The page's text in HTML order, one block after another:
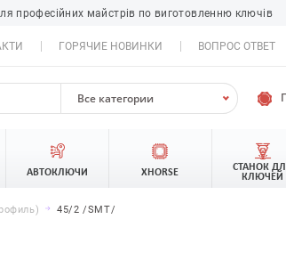
професійних майстрів по виготовленню ключів
ГОРЯЧИЕ НОВИНКИ ВОПРОС ОТВЕТ
Все категории
АВТОКЛЮЧИ XHORSE
СТАНОК
КЛЮЧЕЙ
45/2 /SMT/